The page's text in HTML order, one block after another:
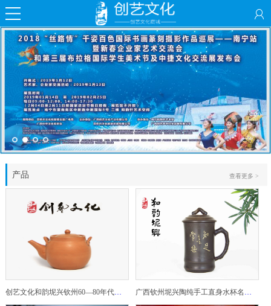
产品 查看更多 >
创艺文化和韵坭兴钦州60—80年代坭兴陶老壶——玉奎壶 广西钦州坭兴陶纯手工直身水杯名家陶瓷大师紫砂建水紫陶